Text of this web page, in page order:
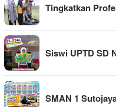
Tingkatkan
Siswi UPTD SD
SMAN 1